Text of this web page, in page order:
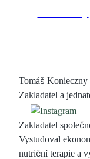
Tomáš Konieczny
Zakladatel a
Zakladatel
Vystudoval
nutriční terapie a